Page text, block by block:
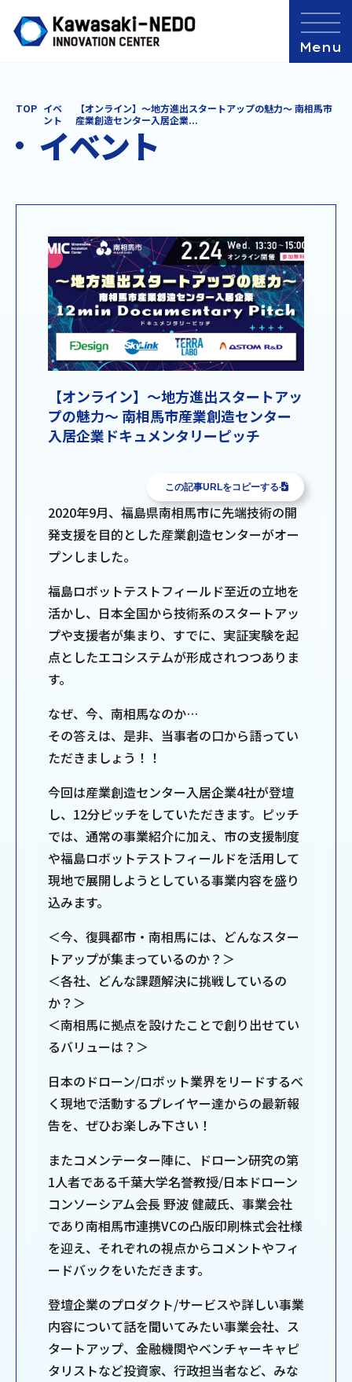
TOP イベ
ント
【オンライン】～地方進出スタートアップの魅力～ 南相馬市
産業創造センター入居企業...
イベント
【オンライン】～地方進出スタートアッ
プの魅力～ 南相馬市産業創造センター
入居企業ドキュメンタリーピッチ
この記事URLをコピーする
2020年9月、福島県南相馬市に先端技術の開
発支援を目的とした産業創造センターがオー
プンしました。
福島ロボットテストフィールド至近の立地を
活かし、日本全国から技術系のスタートアッ
プや支援者が集まり、すでに、実証実験を起
点としたエコシステムが形成されつつありま
す。
なぜ、今、南相馬なのか…
その答えは、是非、当事者の口から語ってい
ただきましょう！！
今回は産業創造センター入居企業4社が登壇
し、12分ピッチをしていただきます。ピッチ
では、通常の事業紹介に加え、市の支援制度
や福島ロボットテストフィールドを活用して
現地で展開しようとしている事業内容を盛り
込みます。
＜今、復興都市・南相馬には、どんなスター
トアップが集まっているのか？＞
＜各社、どんな課題解決に挑戦しているの
か？＞
＜南相馬に拠点を設けたことで創り出せてい
るバリューは？＞
日本のドローン/ロボット業界をリードするべ
く現地で活動するプレイヤー達からの最新報
告を、ぜひお楽しみ下さい！
またコメンテーター陣に、ドローン研究の第
1人者である千葉大学名誉教授/日本ドローン
コンソーシアム会長 野波 健蔵氏、事業会社
であり南相馬市連携VCの凸版印刷株式会社様
を迎え、それぞれの視点からコメントやフィ
ードバックをいただきます。
登壇企業のプロダクト/サービスや詳しい事業
内容について話を聞いてみたい事業会社、ス
タートアップ、金融機関やベンチャーキャピ
タリストなど投資家、行政担当者など、みな